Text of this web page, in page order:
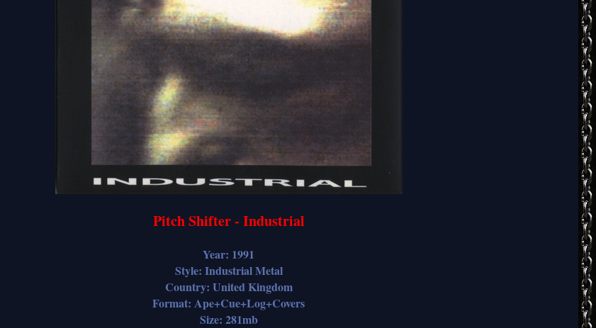
Pitch Shifter - Industrial
Year: 1991
Style: Industrial Metal
Country: United Kingdom
Format: Ape+Cue+Log+Covers
Size: 281mb